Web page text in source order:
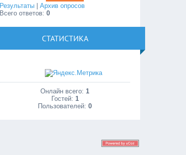
Результаты |Архив опросов
Всего ответов:0
СТАТИСТИКА
Онлайн всего: 1
Гостей: 1
Пользователей:0